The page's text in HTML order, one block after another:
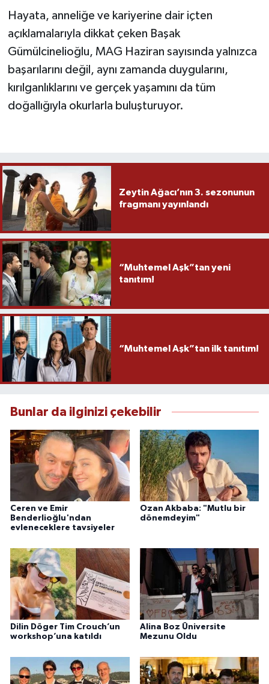
Hayata, anneliğe ve kariyerine dair içten
açıklamalarıyla dikkat çeken Başak
Gümülcinelioğlu, MAG Haziran sayısında yalnızca
başarılarını değil, aynı zamanda duygularını,
kırılganlıklarını ve gerçek yaşamını da tüm
doğallığıyla okurlarla buluşturuyor.
Zeytin Ağacı’nın 3. sezonunun
fragmanı yayınlandı
“Muhtemel Aşk”tan yeni
tanıtım!
“Muhtemel Aşk”tan ilk tanıtım!
Bunlar da ilginizi çekebilir
Ceren ve Emir
Benderlioğlu'ndan
evleneceklere tavsiyeler
Ozan Akbaba: "Mutlu bir
dönemdeyim"
Dilin Döger Tim Crouch’un
workshop’una katıldı
Alina Boz Üniversite
Mezunu Oldu